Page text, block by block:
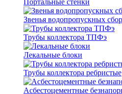
Портальные стенки
Звенья водопропускных
Трубы коллектора ТПФэ
Лекальные блоки
Трубы коллектора ребристые
Асбестоцементные